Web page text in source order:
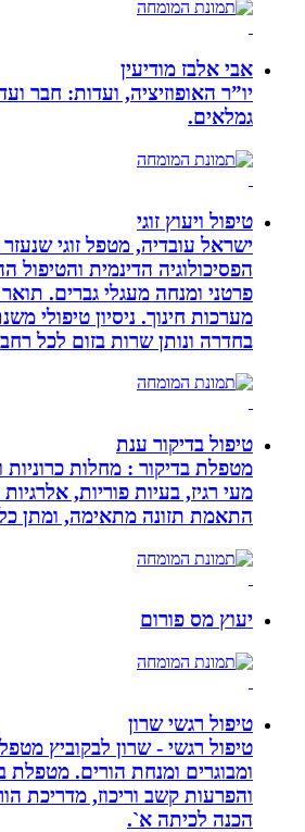
אבי אלבז מודיעין
יו”ר האופוזיציה, ועדות: חבר ועדת
גמלאים.
טיפול ויעוץ זוגי
ישראל עובדיה, מטפל זוגי שנעזר
הפסיכולוגיה הדינמית והטיפול
פרטני ומנחה מעגלי גברים. תואר שני
בחדרה ונותן שרות בזום לכל רחבי
טיפול בדיקור ענת
מטפלת בדיקור : מחלות כרוניות
מעי רגיז, בעיות פוריות, אלרגיות
התאמת תזונה מתאימה, ומתן כלים
יעוץ מס פורום
טיפול רגשי שרון
טיפול רגשי - שרון לבקוביץ מטפלת
ומבוגרים ומנחת הורים. מטפלת
והפרעות קשב וריכוז, מדריכת
הכנה לכיתה א`.